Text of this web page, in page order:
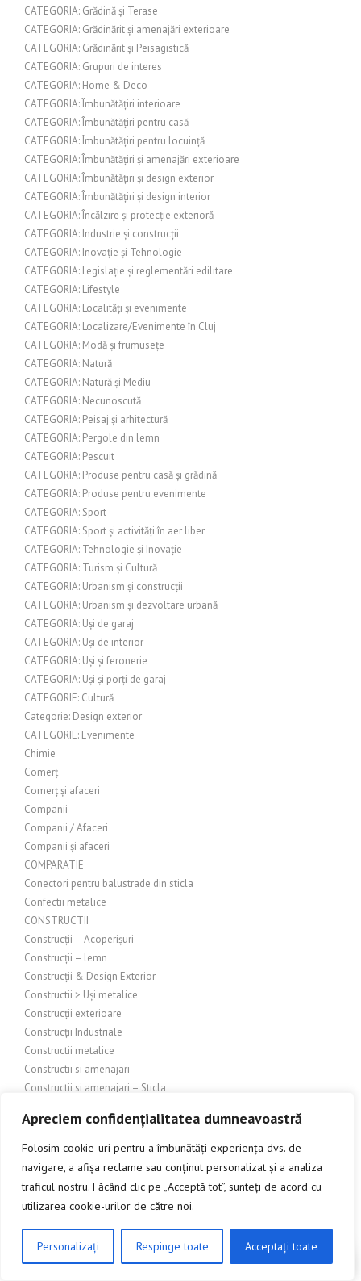
Apreciem confidențialitatea dumneavoastră
Folosim cookie-uri pentru a îmbunătăți experiența dvs. de
navigare, a afișa reclame sau conținut personalizat și a analiza
traficul nostru. Făcând clic pe „Acceptă tot”, sunteți de acord cu
utilizarea cookie-urilor de către noi.
Personalizați Respinge toate Acceptați toate
CATEGORIA: Grădină și Terase
CATEGORIA: Grădinărit și amenajări exterioare
CATEGORIA: Grădinărit și Peisagistică
CATEGORIA: Grupuri de interes
CATEGORIA: Home & Deco
CATEGORIA: Îmbunătățiri interioare
CATEGORIA: Îmbunătățiri pentru casă
CATEGORIA: Îmbunătățiri pentru locuință
CATEGORIA: Îmbunătățiri și amenajări exterioare
CATEGORIA: Îmbunătățiri și design exterior
CATEGORIA: Îmbunătățiri și design interior
CATEGORIA: Încălzire și protecție exterioră
CATEGORIA: Industrie și construcții
CATEGORIA: Inovație și Tehnologie
CATEGORIA: Legislație și reglementări edilitare
CATEGORIA: Lifestyle
CATEGORIA: Localități și evenimente
CATEGORIA: Localizare/Evenimente în Cluj
CATEGORIA: Modă și frumusețe
CATEGORIA: Natură
CATEGORIA: Natură și Mediu
CATEGORIA: Necunoscută
CATEGORIA: Peisaj și arhitectură
CATEGORIA: Pergole din lemn
CATEGORIA: Pescuit
CATEGORIA: Produse pentru casă și grădină
CATEGORIA: Produse pentru evenimente
CATEGORIA: Sport
CATEGORIA: Sport și activități în aer liber
CATEGORIA: Tehnologie și Inovație
CATEGORIA: Turism și Cultură
CATEGORIA: Urbanism și construcții
CATEGORIA: Urbanism și dezvoltare urbană
CATEGORIA: Uși de garaj
CATEGORIA: Uși de interior
CATEGORIA: Uși și feronerie
CATEGORIA: Uși și porți de garaj
CATEGORIE: Cultură
Categorie: Design exterior
CATEGORIE: Evenimente
Chimie
Comerț
Comerț și afaceri
Companii
Companii / Afaceri
Companii și afaceri
COMPARATIE
Conectori pentru balustrade din sticla
Confectii metalice
CONSTRUCTII
Construcții – Acoperișuri
Construcții – lemn
Construcții & Design Exterior
Constructii > Uși metalice
Construcții exterioare
Construcții Industriale
Constructii metalice
Constructii si amenajari
Constructii si amenajari – Sticla
Construcții și amenajări industriale
Constructii si amenajari interioare
Construcții și amenajări interioare/exterioare
Construcții și arhitectură
Constructii și bricolaj
Constructii si finisaje
CLICK AICI PENTRU A DISCUTA